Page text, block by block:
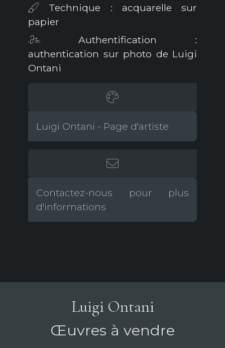
Technique : acquarelle sur
papier
Authentification :
authentication sur photo de Luigi
Ontani
Luigi Ontani - Page d'artiste
Contactez-nous pour plus
d'informations
Luigi Ontani
Œuvres à vendre